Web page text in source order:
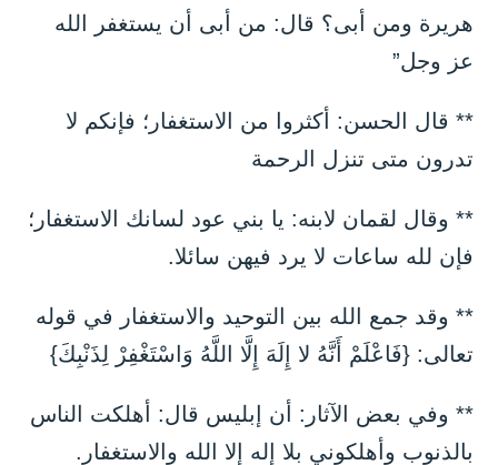
هريرة ومن أبى؟ قال: من أبى أن يستغفر الله
عز وجل”
** قال الحسن: أكثروا من الاستغفار؛ فإنكم لا
تدرون متى تنزل الرحمة
** وقال لقمان لابنه: يا بني عود لسانك الاستغفار؛
فإن لله ساعات لا يرد فيهن سائلا.
** وقد جمع الله بين التوحيد والاستغفار في قوله
تعالى: {فَاعْلَمْ أَنَّهُ لا إِلَهَ إِلَّا اللَّهُ وَاسْتَغْفِرْ لِذَنْبِكَ}
** وفي بعض الآثار: أن إبليس قال: أهلكت الناس
بالذنوب وأهلكوني بلا إله إلا الله والاستغفار.